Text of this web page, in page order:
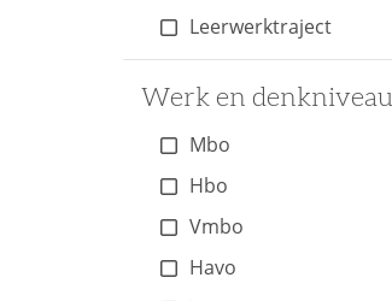
Leerwerktraject
Werk en denkniveau
Mbo
Hbo
Vmbo
Havo